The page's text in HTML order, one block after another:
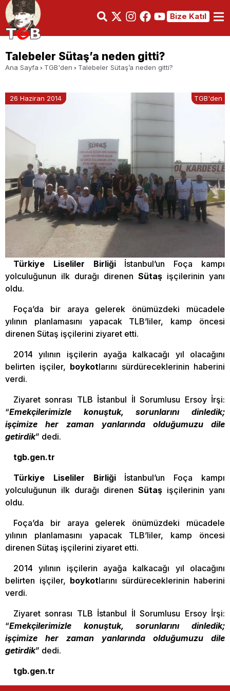
Bize Katıl
Talebeler Sütaş’a neden gitti?
Ana Sayfa TGB'den Talebeler Sütaş’a neden gitti?
26 Haziran 2014 TGB'den
Türkiye Liseliler Birliği İstanbul’un Foça kampı
yolculuğunun ilk durağı direnen Sütaş işçilerinin yanı
oldu.
Foça’da bir araya gelerek önümüzdeki mücadele
yılının planlamasını yapacak TLB’liler, kamp öncesi
direnen Sütaş işçilerini ziyaret etti.
2014 yılının işçilerin ayağa kalkacağı yıl olacağını
belirten işçiler, boykotlarını sürdüreceklerinin haberini
verdi.
Ziyaret sonrası TLB İstanbul İl Sorumlusu Ersoy İrşi:
“Emekçilerimizle konuştuk, sorunlarını dinledik;
işçimize her zaman yanlarında olduğumuzu dile
getirdik” dedi.
tgb.gen.tr
Türkiye Liseliler Birliği İstanbul’un Foça kampı
yolculuğunun ilk durağı direnen Sütaş işçilerinin yanı
oldu.
Foça’da bir araya gelerek önümüzdeki mücadele
yılının planlamasını yapacak TLB’liler, kamp öncesi
direnen Sütaş işçilerini ziyaret etti.
2014 yılının işçilerin ayağa kalkacağı yıl olacağını
belirten işçiler, boykotlarını sürdüreceklerinin haberini
verdi.
Ziyaret sonrası TLB İstanbul İl Sorumlusu Ersoy İrşi:
“Emekçilerimizle konuştuk, sorunlarını dinledik;
işçimize her zaman yanlarında olduğumuzu dile
getirdik” dedi.
tgb.gen.tr